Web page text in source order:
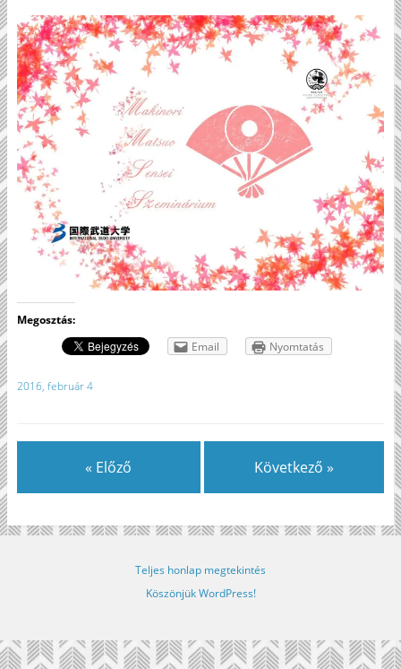
Megosztás:
Email
Nyomtatás
2016, február 4
« Előző Következő »
Teljes honlap megtekintés
Köszönjük WordPress!